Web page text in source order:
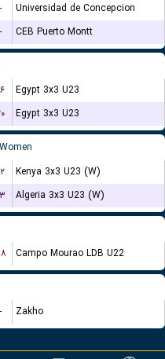
-
Universidad de Concepcion
- CEB Puerto Montt
Egypt 3x3 U23
Egypt 3x3 U23
Kenya 3x3 U23 (W)
Algeria 3x3 U23 (W)
Campo Mourao LDB U22
- Zakho